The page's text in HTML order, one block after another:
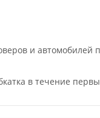
и
в течение